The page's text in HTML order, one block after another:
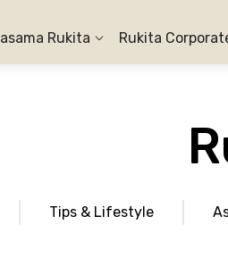
Rukita Rukita
Tips & Lifestyle